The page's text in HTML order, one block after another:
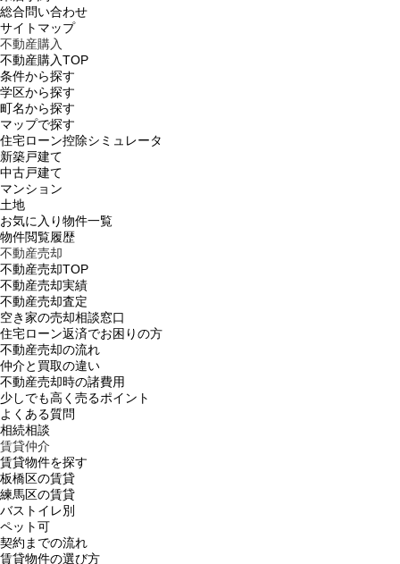
総合問い合わせ
サイトマップ
不動産購入
不動産購入TOP
条件から探す
学区から探す
町名から探す
マップで探す
住宅ローン控除シミュレータ
新築戸建て
中古戸建て
マンション
土地
お気に入り物件一覧
物件閲覧履歴
不動産売却
不動産売却TOP
不動産売却実績
不動産売却査定
空き家の売却相談窓口
住宅ローン返済でお困りの方
不動産売却の流れ
仲介と買取の違い
不動産売却時の諸費用
少しでも高く売るポイント
よくある質問
相続相談
賃貸仲介
賃貸物件を探す
板橋区の賃貸
練馬区の賃貸
バストイレ別
ペット可
契約までの流れ
賃貸物件の選び方